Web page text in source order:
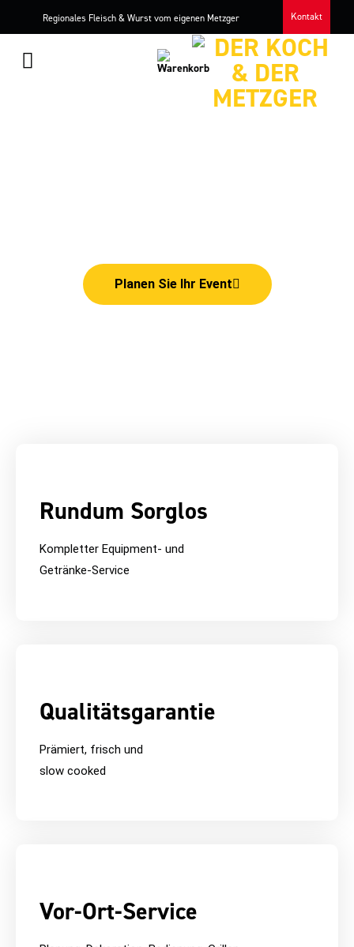
Regionales Fleisch & Wurst vom eigenen Metzger Kontakt
Planen Sie Ihr Event
Rundum Sorglos
Kompletter Equipment- und
Getränke-Service
Qualitätsgarantie
Prämiert, frisch und
slow cooked
Vor-Ort-Service